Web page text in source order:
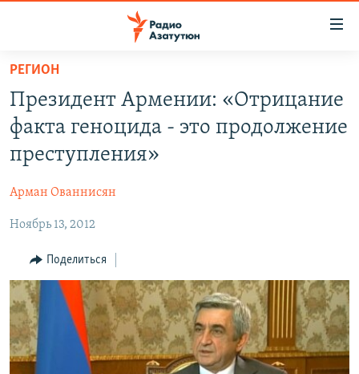
Перейти
основному
содержанию
Перейти
основной
навигации
Перейти
поиску
НОВОСТИ
ПОЛИТИКА
ЭКОНОМИКА
РЕГИОН
НАГОРНЫЙ КАРАБАХ
КУЛЬТУРА
СПОРТ
АРХИВ
РЕГИОН
Президент Армении: «Отрицание
факта геноцида - это продолжение
преступления»
Арман Ованнисян
Ноябрь 13, 2012
Поделиться